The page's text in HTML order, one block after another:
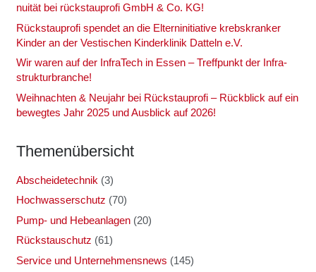
nui­tät bei rück­stau­pro­fi GmbH & Co. KG!
Rück­stau­pro­fi spen­det an die Eltern­in­itia­ti­ve krebs­kran­ker
Kin­der an der Ves­ti­schen Kin­der­kli­nik Dat­teln e.V.
Wir waren auf der Infra­Tech in Essen – Treff­punkt der Infra­
struk­tur­bran­che!
Weih­nach­ten & Neu­jahr bei Rück­stau­pro­fi – Rück­blick auf ein
beweg­tes Jahr 2025 und Aus­blick auf 2026!
The­men­über­sicht
Abscheidetechnik (3)
Hochwasserschutz (70)
Pump- und Hebeanlagen(20)
Rückstauschutz (61)
Service und Unternehmensnews (145)